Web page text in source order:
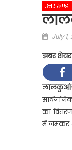
उत्तराखण्ड
Posted
July 1,
ख़बर
का
में जमकर